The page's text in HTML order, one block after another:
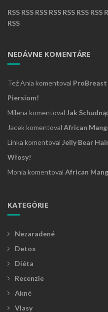
RSS RSS RSS RSS RSS RSS RSS
RSS
NEDÁVNE KOMENTÁRE
Też Ania komentoval ProBreast
Piersiom!
Milena komentoval Jak
Jacekkomentoval African
Linka komentoval Jelly Bear
Włosy!
Monia komentoval African
KATEGÓRIE
Nezaradené
Detox
Diéta
Recenzie
Akné
Vlasy